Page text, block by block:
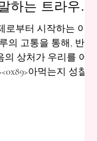
하는 트라우마
로부터 시작하는 이세
의 고통을 통해, 반복
상처가 우리를 어떻
아먹는지 성찰해